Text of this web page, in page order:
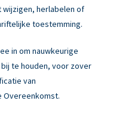
herlabelen of
toestemming.
in om nauwkeurige
te houden, voor zover
van
Overeenkomst.